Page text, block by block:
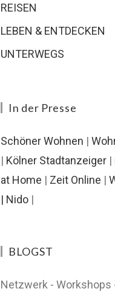
REISEN
LEBEN & ENTDECKEN
UNTERWEGS
In der Presse
Schöner Wohnen |
| Kölner Stadtanzeiger |
at Home | Zeit Online |
| Nido |
BLOGST
Netzwerk - Workshops